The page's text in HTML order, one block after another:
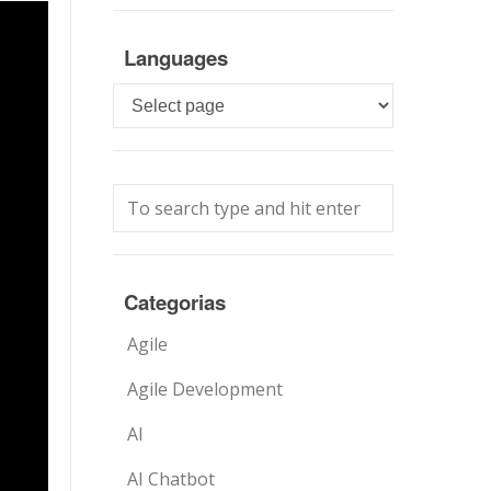
Languages
Languages
Categorias
Agile
Agile Development
AI
AI Chatbot